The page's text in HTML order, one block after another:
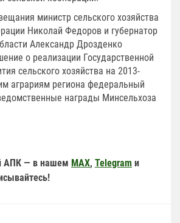
министр сельского хозяйства
Николай Федоров и губернатор
Александр Дрозденко
о реализации Государственной
сельского хозяйства на 2013-
аграриям региона федеральный
награды Минсельхоза
АПК — в нашем MAX, Telegram и